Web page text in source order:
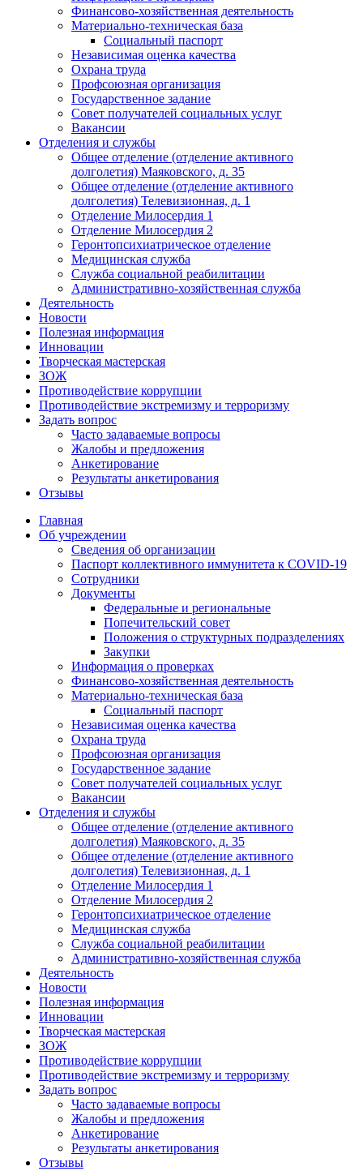
Финансово-хозяйственная деятельность
Материально-техническая база
Социальный паспорт
Независимая оценка качества
Охрана труда
Профсоюзная организация
Государственное задание
Совет получателей социальных услуг
Вакансии
Отделения и службы
Общее отделение (отделение активного
долголетия) Маяковского, д. 35
Общее отделение (отделение активного
долголетия) Телевизионная, д. 1
Отделение Милосердия 1
Отделение Милосердия 2
Геронтопсихиатрическое отделение
Медицинская служба
Служба социальной реабилитации
Административно-хозяйственная служба
Деятельность
Новости
Полезная информация
Инновации
Творческая мастерская
ЗОЖ
Противодействие коррупции
Противодействие экстремизму и терроризму
Задать вопрос
Часто задаваемые вопросы
Жалобы и предложения
Анкетирование
Результаты анкетирования
Отзывы
Главная
Об учреждении
Сведения об организации
Паспорт коллективного иммунитета к COVID-19
Сотрудники
Документы
Федеральные и региональные
Попечительский совет
Положения о структурных подразделениях
Закупки
Информация о проверках
Финансово-хозяйственная деятельность
Материально-техническая база
Социальный паспорт
Независимая оценка качества
Охрана труда
Профсоюзная организация
Государственное задание
Совет получателей социальных услуг
Вакансии
Отделения и службы
Общее отделение (отделение активного
долголетия) Маяковского, д. 35
Общее отделение (отделение активного
долголетия) Телевизионная, д. 1
Отделение Милосердия 1
Отделение Милосердия 2
Геронтопсихиатрическое отделение
Медицинская служба
Служба социальной реабилитации
Административно-хозяйственная служба
Деятельность
Новости
Полезная информация
Инновации
Творческая мастерская
ЗОЖ
Противодействие коррупции
Противодействие экстремизму и терроризму
Задать вопрос
Часто задаваемые вопросы
Жалобы и предложения
Анкетирование
Результаты анкетирования
Отзывы